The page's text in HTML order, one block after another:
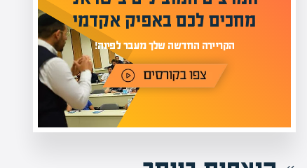
מחכים לכם באפיק אקדמי
הקריירה החדשה שלך מעבר לפינה!